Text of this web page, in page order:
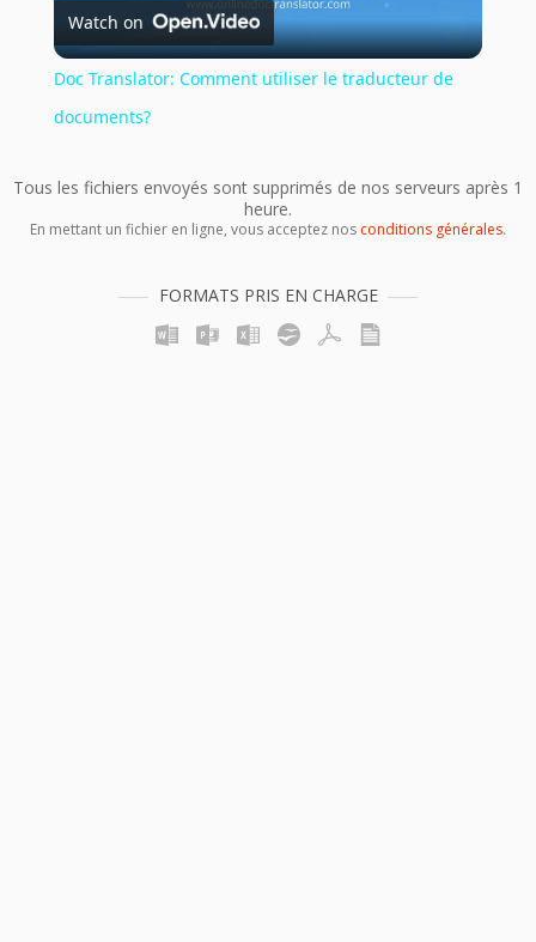
Video
Watch on
Doc Translator: Comment utiliser le traducteur de
documents?
Tous les fichiers envoyés sont supprimés de nos serveurs après 1
heure.
En mettant un fichier en ligne, vous acceptez nos conditions générales.
FORMATS PRIS EN CHARGE